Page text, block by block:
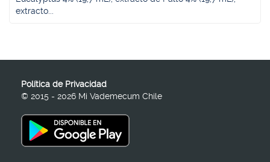
extracto...
Política de Privacidad
© 2015 - 2026 Mi Vademecum Chile